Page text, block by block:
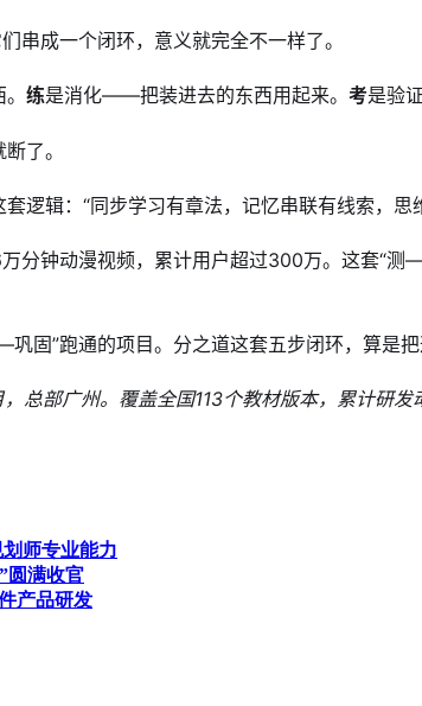
成一个闭环，意义就完全不一样了。
练是消化——把装进去的东西用起来。 考是验
了。
逻辑：“同步学习有章法，记忆串联有线索，
分钟动漫视频，累计用户超过300万。这套
”跑通的项目。分之道这套五步闭环，算是把
总部广州。覆盖全国113个教材版本，累计研
师专业能力
圆满收官
产品研发